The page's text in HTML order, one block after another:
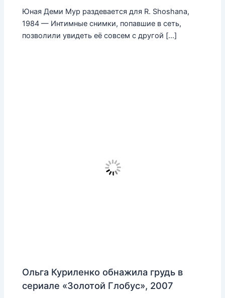
Юная Деми Мур раздевается для R. Shoshana,
1984 — Интимные снимки, попавшие в сеть,
позволили увидеть её совсем с другой […]
Ольга Куриленко обнажила грудь в
сериале «Золотой Глобус», 2007